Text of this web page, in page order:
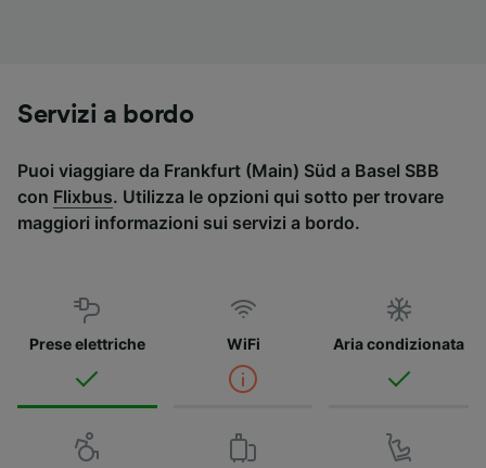
Servizi a bordo
Puoi viaggiare da Frankfurt (Main) Süd a Basel SBB
con Flixbus. Utilizza le opzioni qui sotto per trovare
maggiori informazioni sui servizi a bordo.
Prese elettriche WiFi Aria condizionata